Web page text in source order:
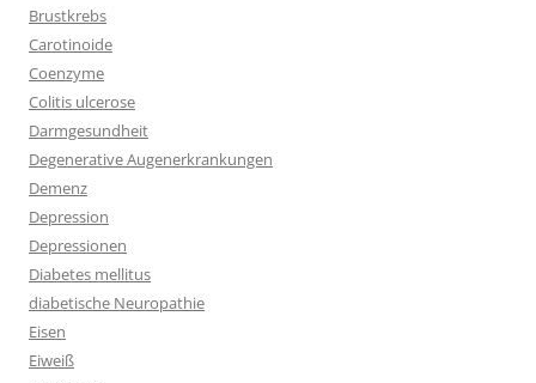
Brustkrebs
Carotinoide
Coenzyme
Colitis ulcerose
Darmgesundheit
Degenerative Augenerkrankungen
Demenz
Depression
Depressionen
Diabetes mellitus
diabetische Neuropathie
Eisen
Eiweiß